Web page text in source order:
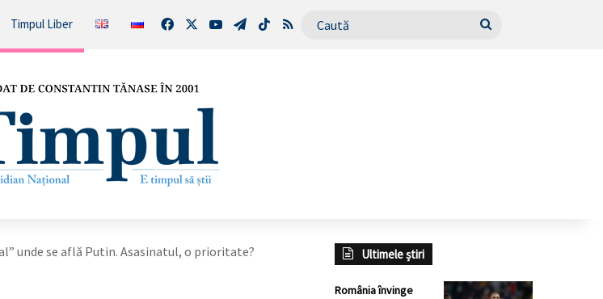
Timpul Liber FacebookYouTubeTelegram
TikTokRSS Caută
unde se află Putin. Asasinatul, o prioritate? Ultimele știri
România învinge